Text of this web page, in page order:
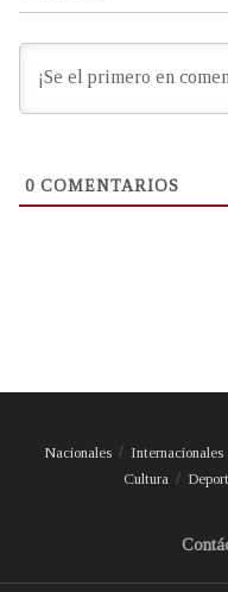
0 COMENTARIOS
Nacionales Internacionales
Cultura